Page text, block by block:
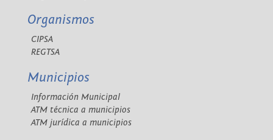
Organismos
CIPSA
REGTSA
Municipios
Información Municipal
ATM técnica a municipios
ATM jurídica a municipios